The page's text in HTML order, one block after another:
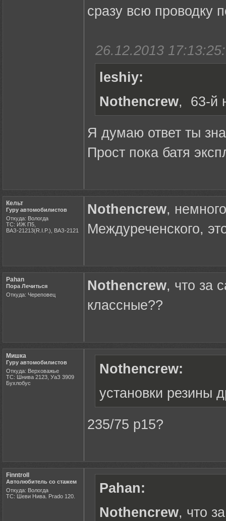
сразу всю проводку
26.12.2013 17:13:25:
leshiy:
Nothencrew, 63-й
Я думаю ответ ты
Прост пока батя
Кельт
Гуру автомобилистов
Откуда: Вологда
ТС: ИЖ П5,
ВАЗ-21213(R.I.P.), ВАЗ-2121
Nothencrew,
Междуреченского,
Pahan
Пора Лечиться
Откуда: Череповец
Nothencrew, что за
классные??
Мишка
Гуру автомобилистов
Откуда: Верховажье
ТС: Шнива 2123, УаЗ 3909
Бухлобус
Nothencrew:
установки резины
235/75 р15?
Finntroll
Автолюбитель со стажем
Откуда: Вологда
ТС: Шеви Нива. Prado 120.
Pahan:
Nothencrew, что